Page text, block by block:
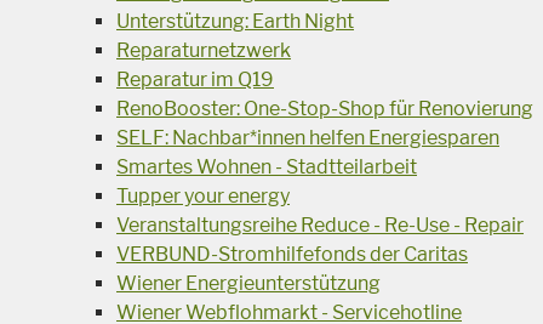
Unterstützung: Earth Night
Reparaturnetzwerk
Reparatur im Q19
RenoBooster: One-Stop-Shop für Renovierung
SELF: Nachbar*innen helfen Energiesparen
Smartes Wohnen - Stadtteilarbeit
Tupper your energy
Veranstaltungsreihe Reduce - Re-Use - Repair
VERBUND-Stromhilfefonds der Caritas
Wiener Energieunterstützung
Wiener Webflohmarkt - Servicehotline